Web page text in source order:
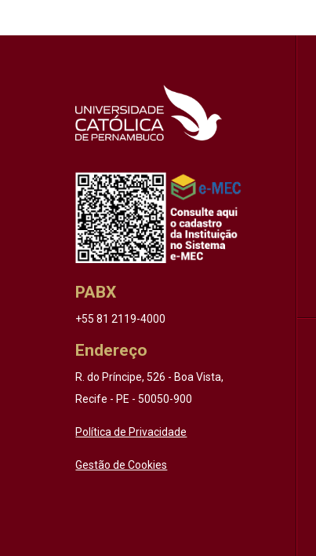
PABX
+55 81 2119-4000
Endereço
R. do Príncipe, 526 - Boa Vista,
Recife - PE - 50050-900
Política de Privacidade
Gestão de Cookies